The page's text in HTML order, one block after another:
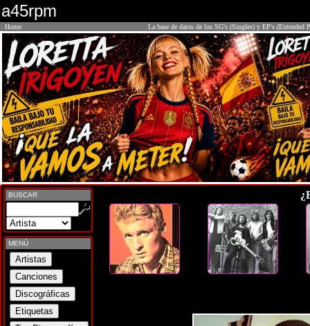
a45rpm
Home La base de datos de los SG's (Singles) y EP's (Extended
BUSCAR
MENÚ